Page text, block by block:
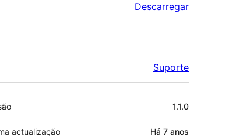
Descarregar
Suporte
1.1.0
actualização Há 7 anos